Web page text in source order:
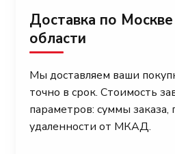
Доставка по
области
Мы доставляем ваши
точно в срок. Стоимость
параметров: суммы заказа,
удаленности от МКАД.